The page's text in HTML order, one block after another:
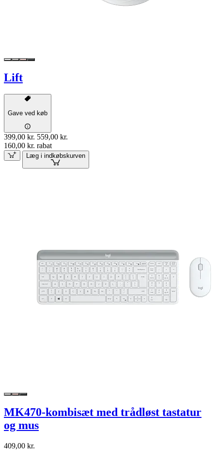
Lift
Gave ved køb
399,00 kr. 559,00 kr.
160,00 kr. rabat
Læg i indkøbskurven
MK470-kombisæt med trådløst tastatur
og mus
409,00 kr.